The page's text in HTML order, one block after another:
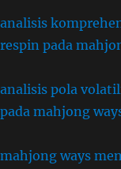
analisis
respin pada
analisis pola
pada mahjong
mahjong ways